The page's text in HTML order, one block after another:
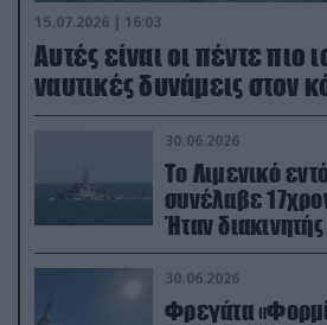
15.07.2026 | 16:03
Aυτές είναι οι πέντε πιο
ναυτικές δυνάμεις στον
30.06.2026
Το Λιμενικό
συνέλαβε
Ήταν
μεταναστών
30.06.2026
Φρεγάτα